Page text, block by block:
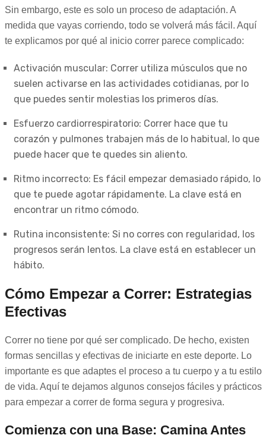
Sin embargo, este es solo un proceso de adaptación. A
medida que vayas corriendo, todo se volverá más fácil. Aquí
te explicamos por qué al inicio correr parece complicado:
Activación muscular: Correr utiliza músculos que no
suelen activarse en las actividades cotidianas, por lo
que puedes sentir molestias los primeros días.
Esfuerzo cardiorrespiratorio: Correr hace que tu
corazón y pulmones trabajen más de lo habitual, lo que
puede hacer que te quedes sin aliento.
Ritmo incorrecto: Es fácil empezar demasiado rápido, lo
que te puede agotar rápidamente. La clave está en
encontrar un ritmo cómodo.
Rutina inconsistente: Si no corres con regularidad, los
progresos serán lentos. La clave está en establecer un
hábito.
Cómo Empezar a Correr: Estrategias
Efectivas
Correr no tiene por qué ser complicado. De hecho, existen
formas sencillas y efectivas de iniciarte en este deporte. Lo
importante es que adaptes el proceso a tu cuerpo y a tu estilo
de vida. Aquí te dejamos algunos consejos fáciles y prácticos
para empezar a correr de forma segura y progresiva.
Comienza con una Base: Camina Antes